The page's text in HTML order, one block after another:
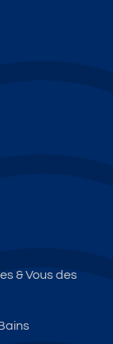
& Vous des